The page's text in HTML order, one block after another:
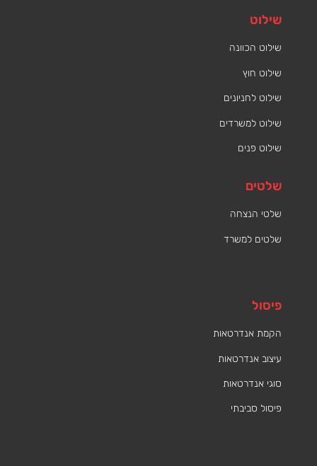
שילוט
שילוט הכוונה
שילוט חוץ
שילוט לחניונים
שילוט למשרדים
שילוט פנים
שלטים
שלטי הנצחה
שלטים למשרד
פיסול
הקמת אנדרטאות
עיצוב אנדרטאות
סוגי אנדרטאות
פיסול סביבתי